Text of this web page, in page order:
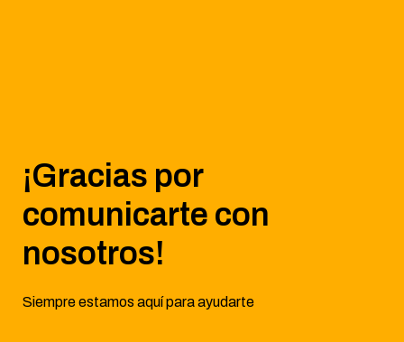
¡Gracias por
comunicarte con
nosotros!
Siempre estamos aquí para ayudarte